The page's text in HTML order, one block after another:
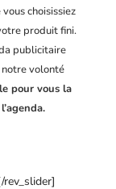
choisissiez
produit fini.
publicitaire
notre volonté
pour vous la